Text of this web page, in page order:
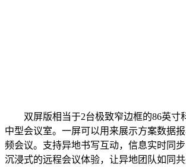
双屏版相当于2台极致窄边框的86英寸
中型会议室。一屏可以用来展示方案数据
频会议。支持异地书写互动，信息实时同步
沉浸式的远程会议体验，让异地团队如同